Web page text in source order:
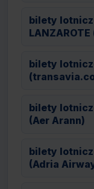
bilety
bilety
bilety
(Aer Arann)
bilety
(Adria